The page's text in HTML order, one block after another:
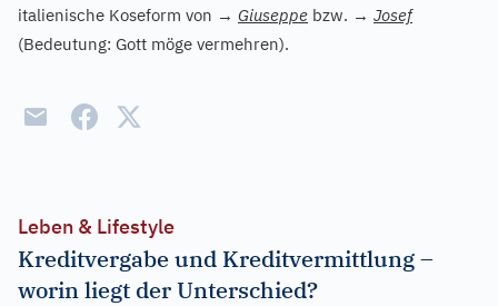
italienische Koseform von → Giuseppe bzw. → Josef
(Bedeutung: Gott möge vermehren).
Leben & Lifestyle
Kreditvergabe und Kreditvermittlung –
worin liegt der Unterschied?